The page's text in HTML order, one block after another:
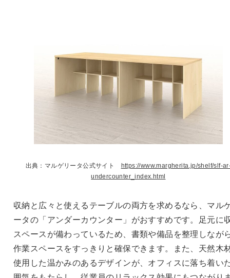
出典：マルゲリータ公式サイト
https://www.margherita.jp/shelf/slf-
undercounter_index.html
収納と広々と使えるテーブルの両方を求めるなら、マル
ータの「アンダーカウンター」がおすすめです。足元に
スペースが備わっているため、書類や備品を整理しなが
作業スペースをすっきりと確保できます。また、天然木
使用した温かみのあるデザインが、オフィスに落ち着い